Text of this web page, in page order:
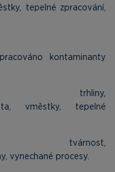
tepelné zpracování,
kontaminanty
vměstky, tepelné
vynechané procesy.